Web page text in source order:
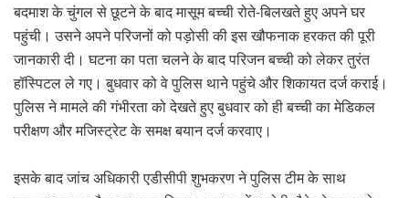
बदमाश के चुंगल से छूटने के बाद मासूम बच्ची रोते-बिलखते हुए अपने घर
पहुंची। उसने अपने परिजनों को पड़ोसी की इस खौफनाक हरकत की पूरी
जानकारी दी। घटना का पता चलने के बाद परिजन बच्ची को लेकर तुरंत
हॉस्पिटल ले गए। बुधवार को वे पुलिस थाने पहुंचे और शिकायत दर्ज कराई।
पुलिस ने मामले की गंभीरता को देखते हुए बुधवार को ही बच्ची का मेडिकल
परीक्षण और मजिस्ट्रेट के समक्ष बयान दर्ज करवाए।
इसके बाद जांच अधिकारी एडीसीपी शुभकरण ने पुलिस टीम के साथ